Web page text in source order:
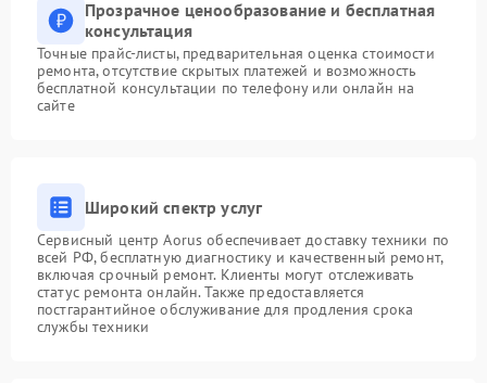
Прозрачное ценообразование и бесплатная
консультация
Точные прайс-листы, предварительная оценка стоимости
ремонта, отсутствие скрытых платежей и возможность
бесплатной консультации по телефону или онлайн на
сайте
Широкий спектр услуг
Сервисный центр Aorus обеспечивает доставку техники по
всей РФ, бесплатную диагностику и качественный ремонт,
включая срочный ремонт. Клиенты могут отслеживать
статус ремонта онлайн. Также предоставляется
постгарантийное обслуживание для продления срока
службы техники